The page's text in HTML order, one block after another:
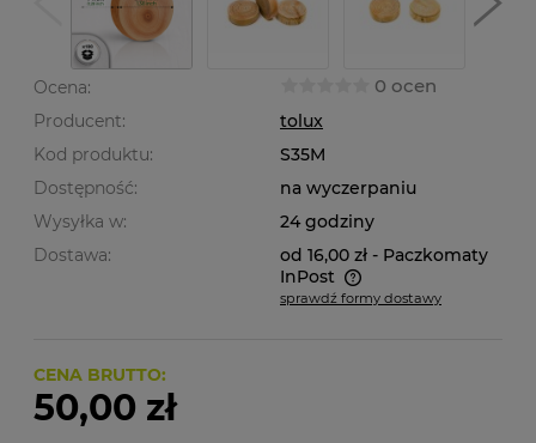
Ocena: 0 ocen
Producent:
tolux
Kod produktu:
S35M
Dostępność:
na wyczerpaniu
Wysyłka w:
24 godziny
Dostawa:
od 16,00 zł - Paczkomaty
InPost
Cena nie zawiera ewentualnych kosztów płatności
sprawdź formy dostawy
CENA BRUTTO:
50,00 zł